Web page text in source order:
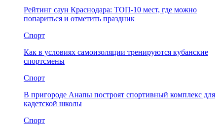
Рейтинг саун Краснодара: ТОП-10 мест, где можно
попариться и отметить праздник
Спорт
Как в условиях самоизоляции тренируются кубанские
спортсмены
Спорт
В пригороде Анапы построят спортивный комплекс для
кадетской школы
Спорт